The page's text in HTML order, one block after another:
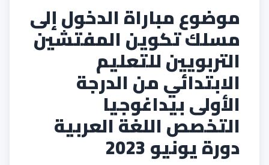
موضوع مباراة الدخول إلى
مسلك تكوين المفتشين
التربويين للتعليم
الابتدائي من الدرجة
الأولى بيداغوجيا
التخصص اللغة العربية
دورة يونيو 2023